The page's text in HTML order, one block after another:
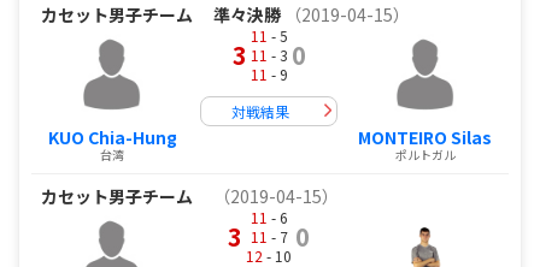
カセット男子チーム 準々決勝 （2019-04-15）
KUO Chia-Hung
台湾
3
11 - 5
11 - 3
11 - 9
0
対戦結果
MONTEIRO Silas
ポルトガル
カセット男子チーム （2019-04-15）
3
11 - 6
11 - 7
12 - 10
0